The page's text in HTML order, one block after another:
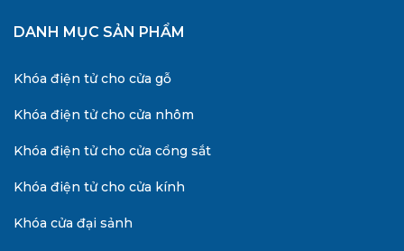
DANH MỤC SẢN PHẨM
Khóa điện tử cho cửa gỗ
Khóa điện tử cho cửa nhôm
Khóa điện tử cho cửa cổng sắt
Khóa điện tử cho cửa kính
Khóa cửa đại sảnh